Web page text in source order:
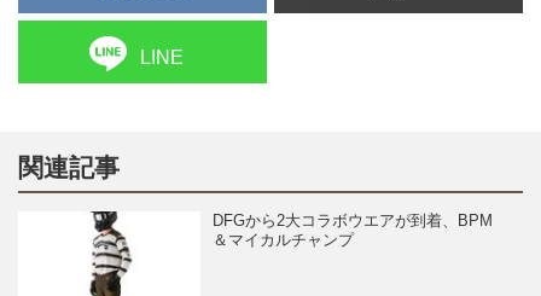
LINE
関連記事
DFGから2大コラボウエアが到着、BPM
＆マイカルチャンプ